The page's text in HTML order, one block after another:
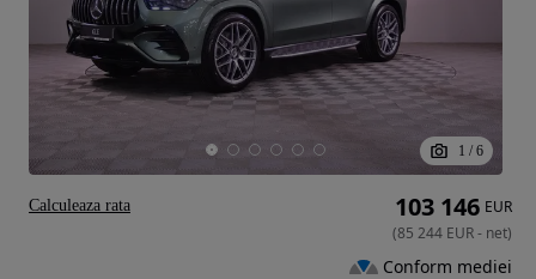
1 / 6
103 146 EUR
(85 244 EUR- net)
Conform mediei
Calculeaza rata